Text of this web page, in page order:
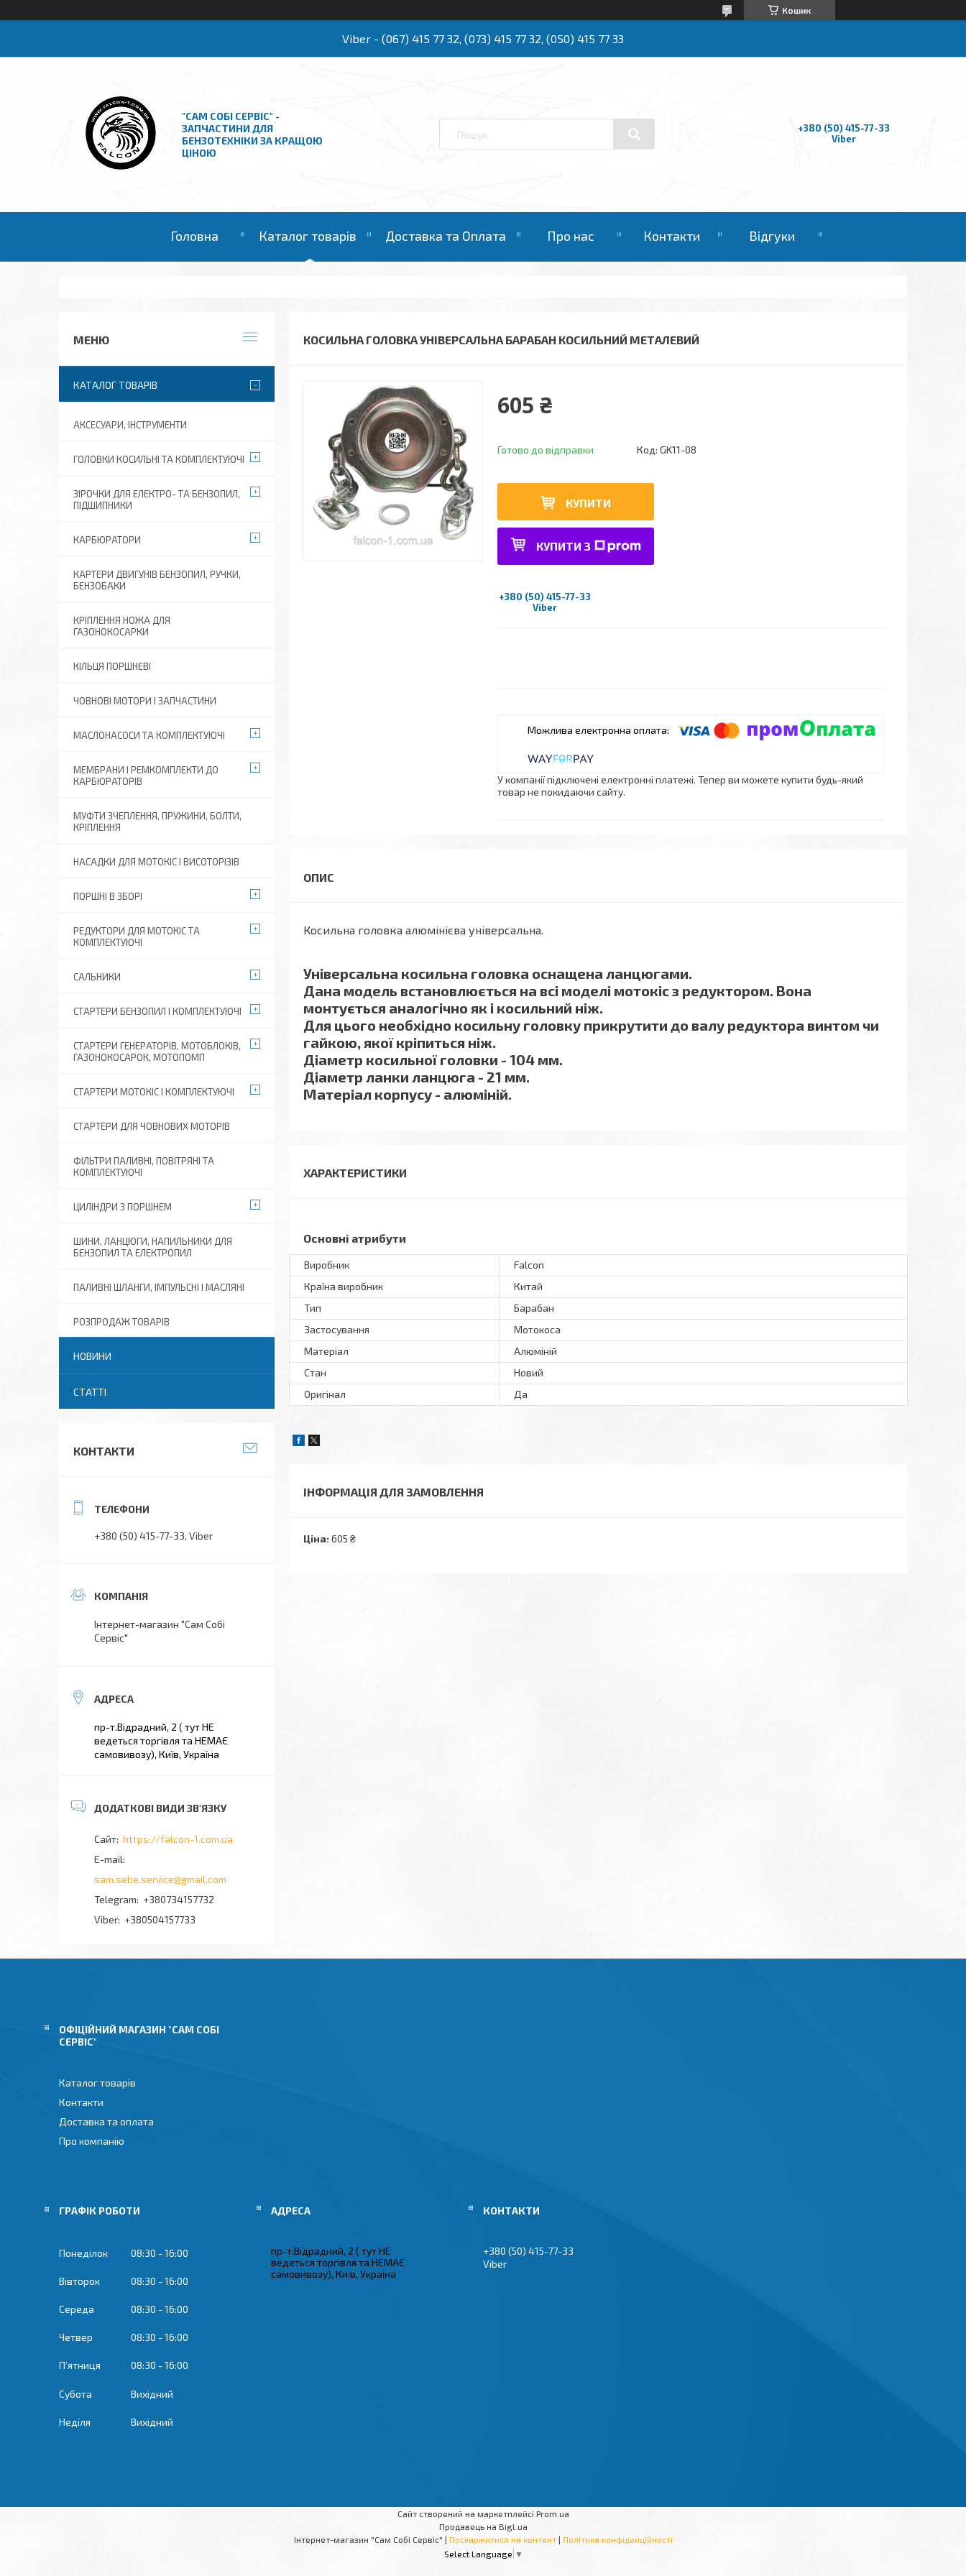
Кошик
Viber - (067) 415 77 32, (073) 415 77 32, (050) 415 77 33
"САМ СОБІ СЕРВІС" -
ЗАПЧАСТИНИ ДЛЯ
БЕНЗОТЕХНІКИ ЗА КРАЩОЮ
ЦІНОЮ
+380 (50) 415-77-33
Viber
Головна Каталог товарів Доставка та Оплата Про нас Контакти Відгуки
КОСИЛЬНА ГОЛОВКА УНІВЕРСАЛЬНА БАРАБАН КОСИЛЬНИЙ МЕТАЛЕВИЙ
605 ₴
Готово до відправки Код: GK11-08
КУПИТИ
КУПИТИ З
+380 (50) 415-77-33
Viber
У компанії підключені електронні платежі. Тепер ви можете купити будь-який
товар не покидаючи сайту.
Косильна головка алюмінієва універсальна.
Універсальна косильна головка оснащена ланцюгами.
Дана модель встановлюється на всі моделі мотокіс з редуктором. Вона
монтується аналогічно як і косильний ніж.
Для цього необхідно косильну головку прикрутити до валу редуктора винтом чи
гайкою, якої кріпиться ніж.
Діаметр косильної головки - 104 мм.
Діаметр ланки ланцюга - 21 мм.
Матеріал корпусу - алюміній.
ХАРАКТЕРИСТИКИ
Основні атрибути
Виробник
Falcon
Країна виробник
Китай
Тип
Барабан
Застосування
Мотокоса
Матеріал
Алюміній
Стан
Новий
Оригінал
Да
ІНФОРМАЦІЯ ДЛЯ ЗАМОВЛЕННЯ
Ціна: 605 ₴
КАТАЛОГ ТОВАРІВ
АКСЕСУАРИ, ІНСТРУМЕНТИ
ГОЛОВКИ КОСИЛЬНІ ТА КОМПЛЕКТУЮЧІ
ЗІРОЧКИ ДЛЯ ЕЛЕКТРО- ТА БЕНЗОПИЛ,
ПІДШИПНИКИ
КАРБЮРАТОРИ
КАРТЕРИ ДВИГУНІВ БЕНЗОПИЛ, РУЧКИ,
БЕНЗОБАКИ
КРІПЛЕННЯ НОЖА ДЛЯ
ГАЗОНОКОСАРКИ
КІЛЬЦЯ ПОРШНЕВІ
ЧОВНОВІ МОТОРИ І ЗАПЧАСТИНИ
МАСЛОНАСОСИ ТА КОМПЛЕКТУЮЧІ
МЕМБРАНИ І РЕМКОМПЛЕКТИ ДО
КАРБЮРАТОРІВ
МУФТИ ЗЧЕПЛЕННЯ, ПРУЖИНИ, БОЛТИ,
КРІПЛЕННЯ
НАСАДКИ ДЛЯ МОТОКІС І ВИСОТОРІЗІВ
ПОРШНІ В ЗБОРІ
РЕДУКТОРИ ДЛЯ МОТОКІС ТА
КОМПЛЕКТУЮЧІ
САЛЬНИКИ
СТАРТЕРИ БЕНЗОПИЛ І КОМПЛЕКТУЮЧІ
СТАРТЕРИ ГЕНЕРАТОРІВ, МОТОБЛОКІВ,
ГАЗОНОКОСАРОК, МОТОПОМП
СТАРТЕРИ МОТОКІС І КОМПЛЕКТУЮЧІ
СТАРТЕРИ ДЛЯ ЧОВНОВИХ МОТОРІВ
ФІЛЬТРИ ПАЛИВНІ, ПОВІТРЯНІ ТА
КОМПЛЕКТУЮЧІ
ЦИЛІНДРИ З ПОРШНЕМ
ШИНИ, ЛАНЦЮГИ, НАПИЛЬНИКИ ДЛЯ
БЕНЗОПИЛ ТА ЕЛЕКТРОПИЛ
ПАЛИВНІ ШЛАНГИ, ІМПУЛЬСНІ І МАСЛЯНІ
РОЗПРОДАЖ ТОВАРІВ
НОВИНИ
СТАТТІ
КОНТАКТИ
+380 (50) 415-77-33 Viber
Інтернет-магазин "Сам Собі
Сервіс"
пр-т.Відрадний, 2 ( тут НЕ
ведеться торгівля та НЕМАЄ
самовивозу), Київ, Україна
https://falcon-1.com.ua
sam.sebe.service@gmail.com
+380734157732
+380504157733
ОФІЦІЙНИЙ МАГАЗИН "САМ СОБІ
СЕРВІС"
Каталог товарів
Контакти
Доставка та оплата
Про компанію
ГРАФІК РОБОТИ
Понеділок 08:30 16:00
Вівторок 08:30 16:00
Середа 08:30 16:00
Четвер 08:30 16:00
Пʼятниця 08:30 16:00
Субота Вихідний
Неділя Вихідний
пр-т.Відрадний, 2 ( тут НЕ
ведеться торгівля та НЕМАЄ
самовивозу), Київ, Україна
+380 (50) 415-77-33
Viber
Сайт створений на маркетплейсі Prom.ua
Продавець на Bigl.ua
Інтернет-магазин "Сам Собі Сервіс" | Поскаржитися на контент | Політика конфіденційності
Select Language ▼